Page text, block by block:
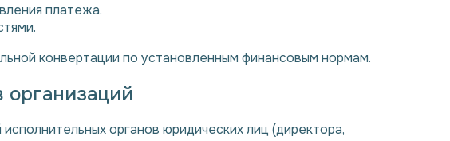
платежа.
конвертации по установленным финансовым нормам.
организаций
органов юридических лиц (директора,